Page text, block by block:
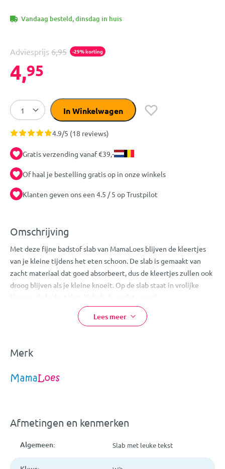
Vandaag besteld, dinsdag in huis
Adviesprijs 6,95 -29% korting
4,95
In Winkelwagen
4.9/5 (18 reviews)
Gratis verzending vanaf €39,-
Of haal je bestelling gratis op in onze winkels
Klanten geven ons een 4.5 / 5 op Trustpilot
Omschrijving
Met deze fijne badstof slab van MamaLoes blijven de kleertjes
van je kleine tijdens het eten schoon. De slab is gemaakt van
zacht materiaal dat goed absorbeert, dus de kleertjes zullen ook
droog blijven als je kleine knoeit. Op de slab staat in vrolijke
kleuren de leuke tekst; 'ik heb de coolste oom'.
Het slabbetje is gemaakt van 100% katoen, lekker comfortabel
droger en mag hij gestreken worden. Eet smakelijk!
Eigenschappen:
Leuke geborduurde tekst
Klittenband sluiting
Lees meer
Merk
Afmetingen en kenmerken
Algemeen: Slab met leuke tekst